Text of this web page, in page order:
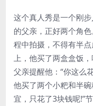
这个真人秀是一个刚
的父亲，正好两个角
程中拍摄，不得有半
上，他买了两盒盒饭，
父亲提醒他：“你这么
他买了两个小粑和半
宜，只花了3块钱呢!”